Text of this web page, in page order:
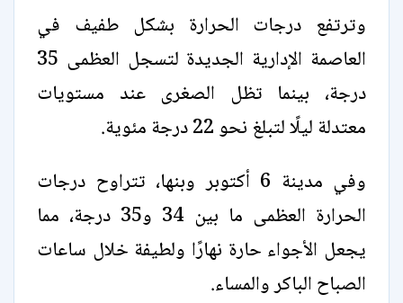
وترتفع درجات الحرارة بشكل طفيف في
العاصمة الإدارية الجديدة لتسجل العظمى 35
درجة، بينما تظل الصغرى عند مستويات
معتدلة ليلًا لتبلغ نحو 22 درجة مئوية.
وفي مدينة 6 أكتوبر وبنها، تتراوح درجات
الحرارة العظمى ما بين 34 و35 درجة، مما
يجعل الأجواء حارة نهارًا ولطيفة خلال ساعات
الصباح الباكر والمساء.